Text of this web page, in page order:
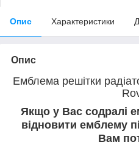
Опис Характеристики
Опис
Емблема решітки
Якщо у Вас содралі
відновити емблему
Вам